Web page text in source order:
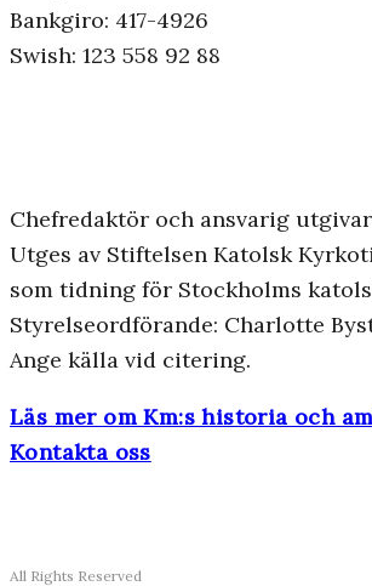
Bankgiro: 417-4926
Swish: 123 558 92 88
Chefredaktör och ansvarig
Utges av Stiftelsen Katolsk
som tidning för Stockholms
Styrelseordförande: Charlotte
Ange källa vid citering.
Läs mer om Km:s historia och
Kontakta oss
All Rights Reserved